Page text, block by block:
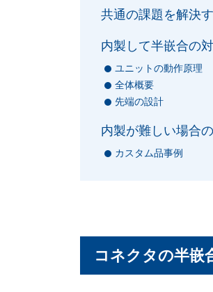
共通の課題を解決
内製して半嵌合の
ユニットの動作原理
全体概要
先端の設計
内製が難しい場合
カスタム品事例
コネクタの半嵌